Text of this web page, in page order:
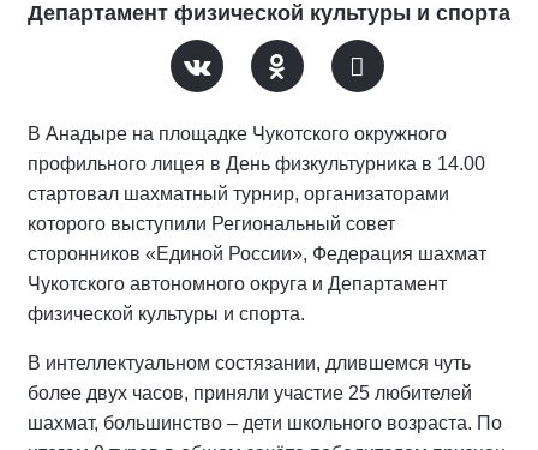
Департамент физической культуры и спорта
В Анадыре на площадке Чукотского окружного
профильного лицея в День физкультурника в 14.00
стартовал шахматный турнир, организаторами
которого выступили Региональный совет
сторонников «Единой России», Федерация шахмат
Чукотского автономного округа и Департамент
физической культуры и спорта.
В интеллектуальном состязании, длившемся чуть
более двух часов, приняли участие 25 любителей
шахмат, большинство – дети школьного возраста. По